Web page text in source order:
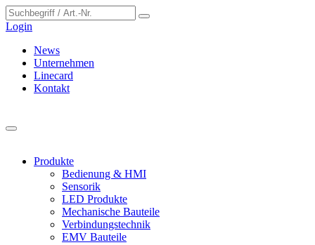
Login
News
Unternehmen
Linecard
Kontakt
Produkte
Bedienung & HMI
Sensorik
LED Produkte
Mechanische Bauteile
Verbindungstechnik
EMV Bauteile
Cookie-Einstellungen